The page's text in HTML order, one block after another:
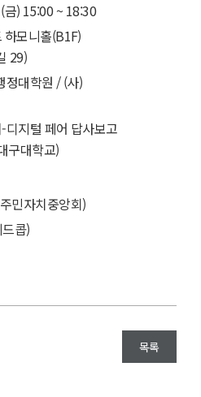
) 15:00 ~ 18:30
하모니홀(B1F)
29)
정대학원 / (사)
디지털 페어 답사보고
구대학교)
민자치중앙회)
콥)
목록